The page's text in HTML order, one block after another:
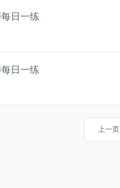
日一练
日一练
上一页